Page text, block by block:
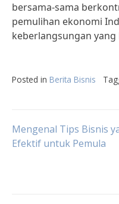
bersama-sama
pemulihan ekonomi
keberlangsungan yang
Posted in Berita Bisnis
Post
Mengenal Tips Bisnis
Efektif untuk Pemula